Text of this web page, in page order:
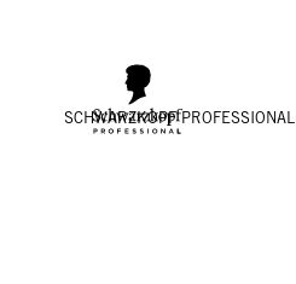
SCHWARZKOPF PROFESSIONAL